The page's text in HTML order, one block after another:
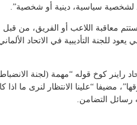
سياسية، دينية أو شخصية”.
معاقبة اللاعب أو الفريق، من قبل
يعود للجنة التأديبية في الاتحاد
راينر كوخ قوله “مهمة (لجنة
مضيفا “علينا الانتظار لنرى ما
رسائل التضامن.